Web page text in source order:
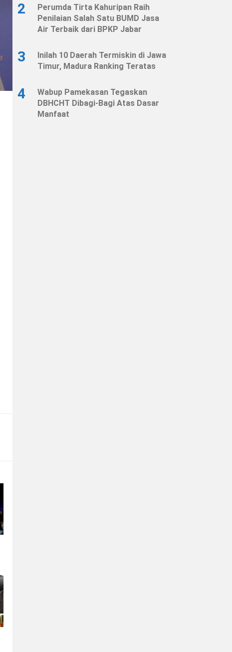
2
Perumda Tirta Kahuripan Raih
Penilaian Salah Satu BUMD Jasa
Air Terbaik dari BPKP Jabar
3
Inilah 10 Daerah Termiskin di Jawa
Timur, Madura Ranking Teratas
4
Wabup Pamekasan Tegaskan
DBHCHT Dibagi-Bagi Atas Dasar
Manfaat